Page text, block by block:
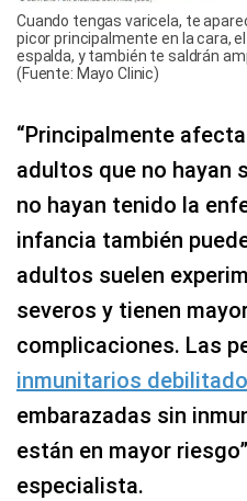
Cuando tengas varicela, te
picor principalmente en la cara,
espalda, y también te saldrán
(Fuente: Mayo Clinic)
“Principalmente
adultos que no hayan
no hayan tenido la
infancia también
adultos suelen
severos y tienen
complicaciones. Las
inmunitarios
embarazadas sin
están en mayor
especialista.